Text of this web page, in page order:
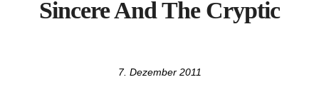
Sincere And The Cryptic
7. Dezember 2011